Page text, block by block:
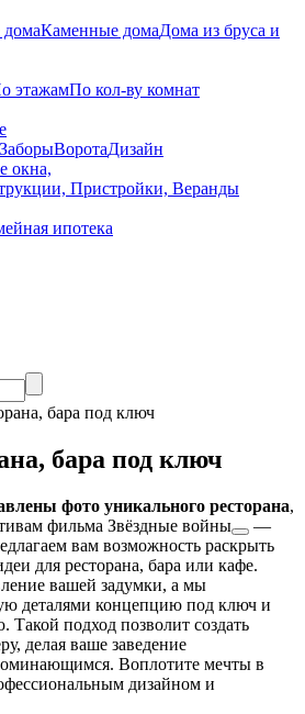
Каменные домаДома из бруса и
этажамПо кол-ву комнат
ЗаборыВоротаДизайн
окна,
Пристройки, Веранды
ипотека
бара под ключ
бара под ключ
фото уникального ресторана,
фильма Звёздные войны
—
вам возможность раскрыть
для ресторана, бара или кафе.
вашей задумки, а мы
деталями концепцию под ключ и
Такой подход позволит создать
делая ваше заведение
Воплотите мечты в
дизайном и